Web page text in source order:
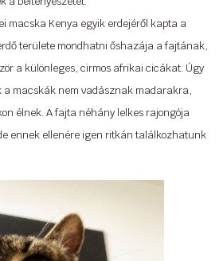
macska Kenya egyik erdejéről kapta a
területe mondhatni őshazája a fajtának,
a különleges, cirmos afrikai cicákat. Úgy
a macskák nem vadásznak madarakra,
élnek. A fajta néhány lelkes rajongója
ennek ellenére igen ritkán találkozhatunk
sokoke erdei macska, korábban afrikai
a házimacska természetes fajtája,
fejlesztettek ki és standardizáltak, a
khadzonzo tájfajtából. Nevét az